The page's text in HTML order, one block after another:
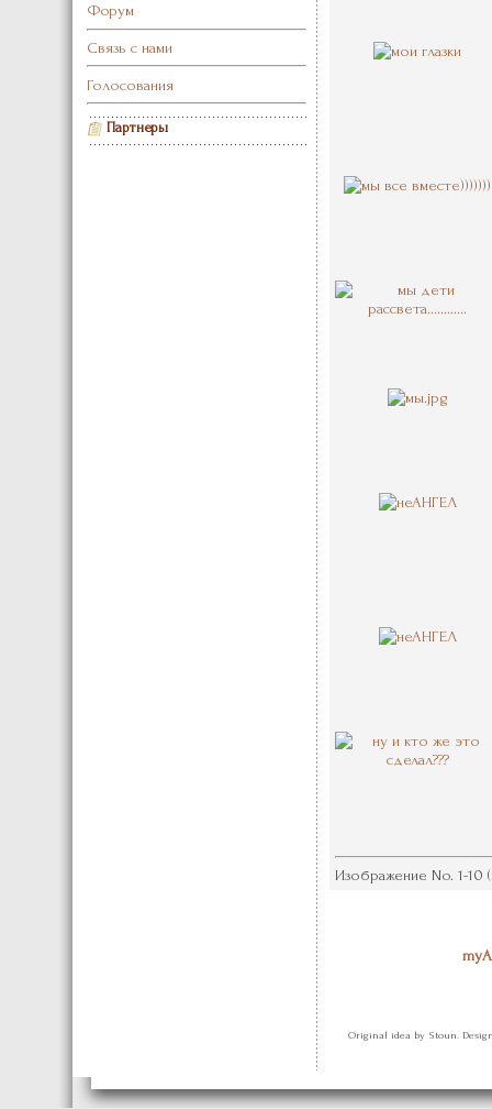
Форум
Связь с нами
Голосования
Партнеры
Изображение No. 1-10
Original idea by Stoun.